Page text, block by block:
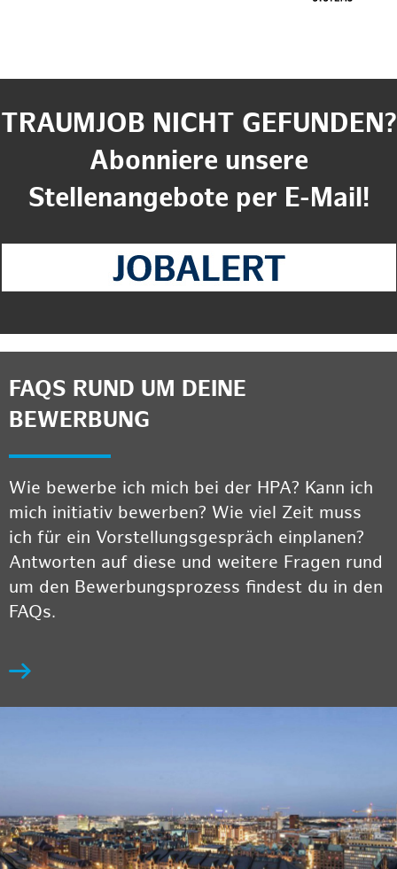
TRAUMJOB NICHT GEFUNDEN?
Abonniere unsere
Stellenangebote per E-Mail!
FAQS RUND UM DEINE
BEWERBUNG
Wie bewerbe ich mich bei der HPA? Kann ich
mich initiativ bewerben? Wie viel Zeit muss
ich für ein Vorstellungsgespräch einplanen?
Antworten auf diese und weitere Fragen rund
um den Bewerbungsprozess findest du in den
FAQs.